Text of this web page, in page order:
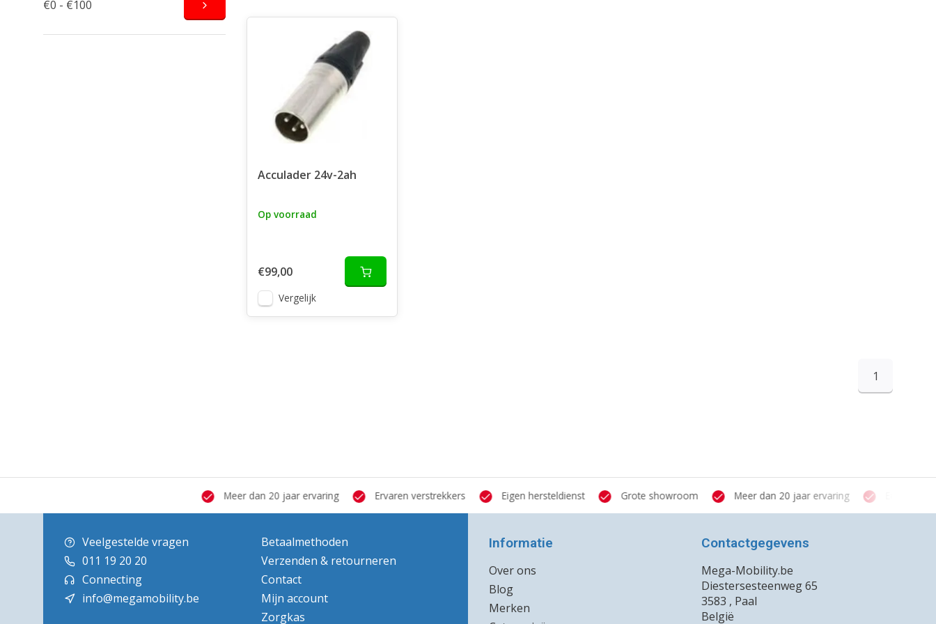
€0 - €100
Acculader 24v-2ah
Op voorraad
€99,00
Vergelijk
1
Meer dan 20 jaar ervaring Ervaren verstrekkers Eigen hersteldienst Grote showroom Meer dan 20 jaar ervaring Ervaren
Veelgestelde vragen
011 19 20 20
Connecting
info@megamobility.be
Betaalmethoden
Verzenden & retourneren
Contact
Mijn account
Zorgkas
Informatie
Over ons
Blog
Merken
Contactgegevens
Mega-Mobility.be
Diestersesteenweg 65
3583 , Paal
België